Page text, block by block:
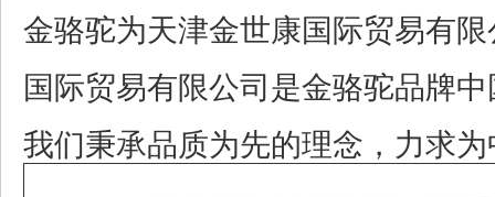
金骆驼为天津金世康国际贸易有
国际贸易有限公司是金骆驼品牌
我们秉承品质为先的理念，力求